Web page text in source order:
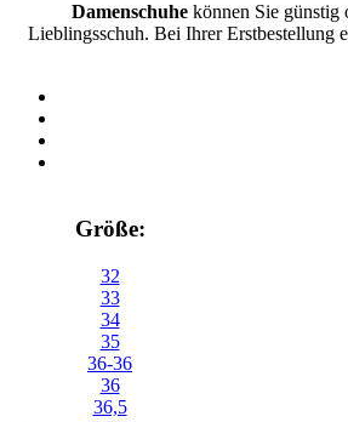
Damenschuhe können Sie günstig
Lieblingsschuh. Bei Ihrer Erstbestellung
Größe:
32
33
34
35
36-36
36
36,5